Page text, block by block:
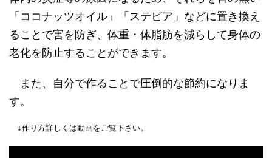
「ココナッツオイル」「ステビア」などに置き換え
ることで害を防ぎ、体重・体脂肪を減らして身体の
老化を防止することができます。
また、自分で作ることで圧倒的な節約になりま
す。
↓作り方詳しくは動画をご覧下さい。